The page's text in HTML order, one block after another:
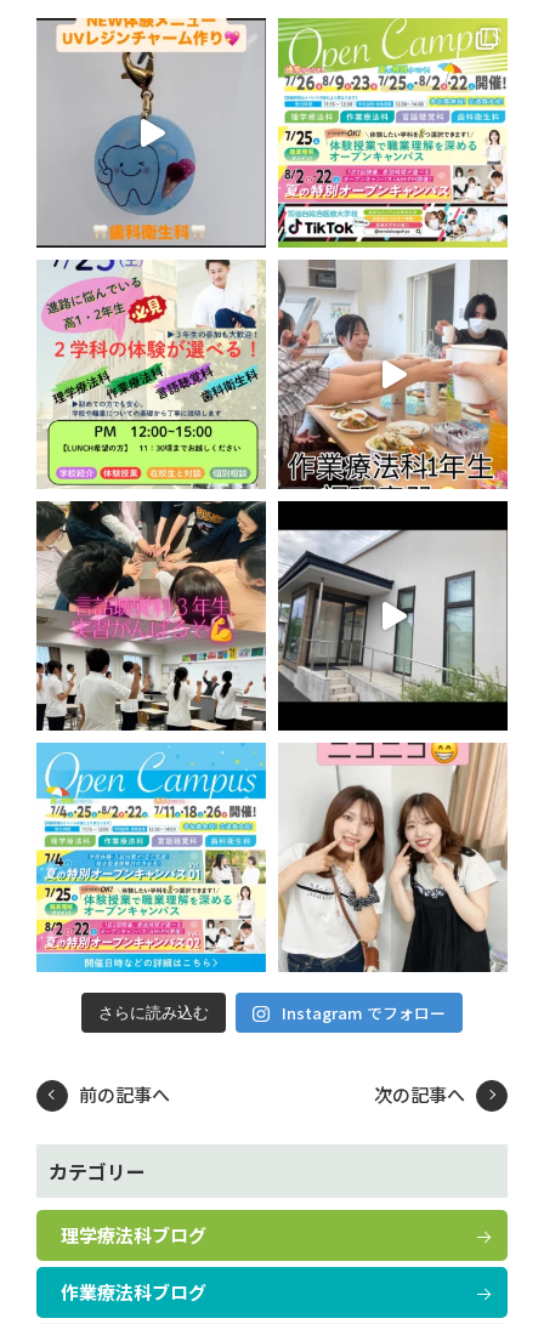
さらに読み込む Instagram でフォロー
前の記事へ 次の記事へ
カテゴリー
理学療法科ブログ
作業療法科ブログ